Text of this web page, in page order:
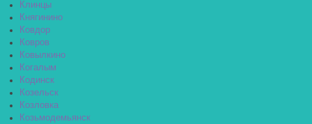
Клинцы
Княгинино
Ковдор
Ковров
Ковылкино
Когалым
Кодинск
Козельск
Козловка
Козьмодемьянск